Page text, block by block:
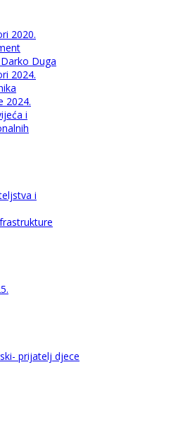
2020.
Duga
2024.
2024.
i
i
prijatelj djece